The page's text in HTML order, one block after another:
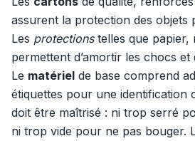
assurent la protection des objets
Les protectionstelles que papier,
permettent d’amortir les chocs et
Le matériel de base comprend
étiquettes pour une identification
doit être maîtrisé : ni trop serré
ni trop vide pour ne pas bouger.